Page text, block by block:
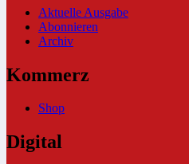
Aktuelle Ausgabe
Abonnieren
Archiv
Kommerz
Shop
Digital